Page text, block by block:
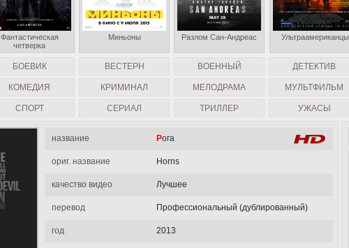
название Рога
ориг. название Horns
качество видео Лучшее
перевод Профессиональный (дублированный)
год 2013
БОЕВИК ВЕСТЕРН ВОЕННЫЙ ДЕТЕКТИВ
КОМЕДИЯ КРИМИНАЛ МЕЛОДРАМА МУЛЬТФИЛЬМ
СПОРТ СЕРИАЛ ТРИЛЛЕР УЖАСЫ
Фантастическая
четверка
Миньоны Разлом Сан-Андреас Ультраамериканцы